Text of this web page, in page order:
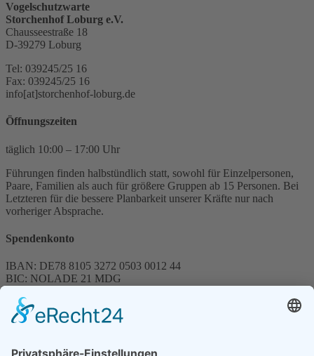
Vogelschutzwarte
Storchenhof Loburg e.V.
Chausseestraße 18
D-39279 Loburg
Tel: 039245/25 16
Fax: 039245/25 16
info[at]storchenhof-loburg.de
Öffnungszeiten
täglich 10:00 – 17:00 Uhr
Führungen finden halbstündlich statt, sowohl für Einzelpersonen,
Paare, Familien als auch für größere Gruppen ab 15 Personen. Bei
Letzteren für die bessere Planbarkeit unserer Kräfte nur nach
vorheriger Absprache.
Spendenkonto
IBAN: DE78 8105 3272 0503 0012 44
BIC: NOLADE 21 MDG
Spenden können steuerlich abgesetzt werden